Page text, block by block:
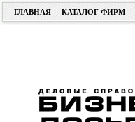
ГЛАВНАЯ КАТАЛОГ ФИРМ